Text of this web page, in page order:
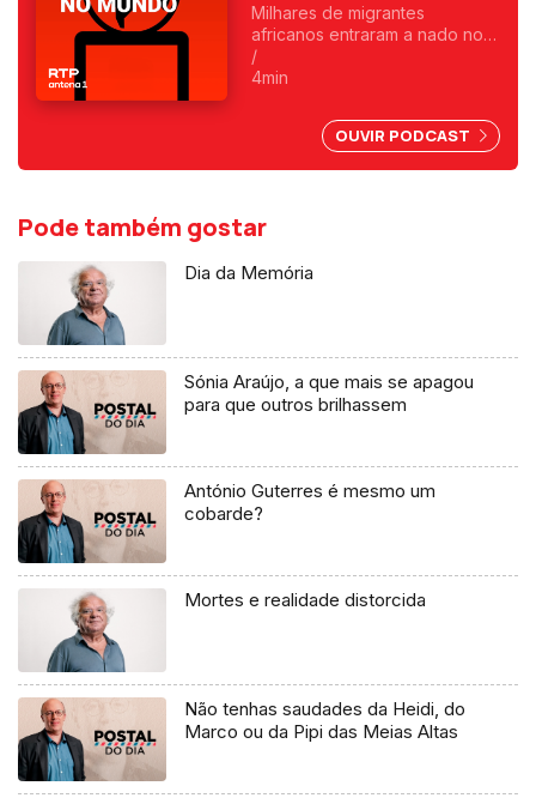
Milhares de migrantes
africanos entraram a nado no
enclave espanhol. Fica
exposta uma chantagem
Ocidental. Uma crónica de
Francisco Sena Santos.
/
4min
OUVIR PODCAST
Pode também gostar
Dia da Memória
Sónia Araújo, a que mais se apagou
para que outros brilhassem
António Guterres é mesmo um
cobarde?
Mortes e realidade distorcida
Não tenhas saudades da Heidi, do
Marco ou da Pipi das Meias Altas